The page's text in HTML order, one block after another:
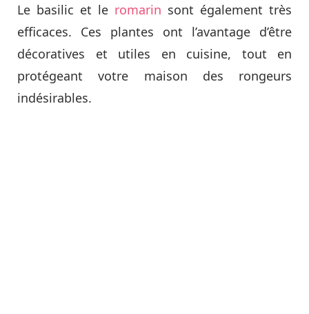
Le basilic et le romarin sont également très
efficaces. Ces plantes ont l’avantage d’être
décoratives et utiles en cuisine, tout en
protégeant votre maison des rongeurs
indésirables.